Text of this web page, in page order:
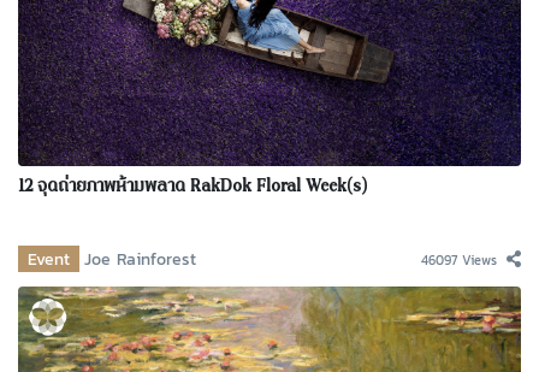
12 จุดถ่ายภาพห้ามพลาด RakDok Floral Week(s)
Event Joe Rainforest 46097 Views